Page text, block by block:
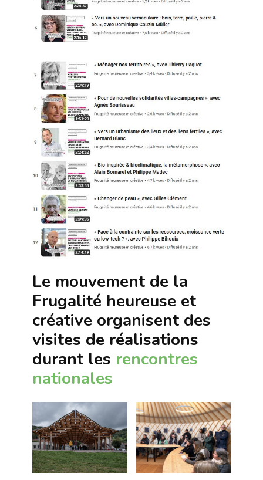
Le mouvement de la
Frugalité heureuse et
créative organisent des
visites de réalisations
durant les rencontres
nationales